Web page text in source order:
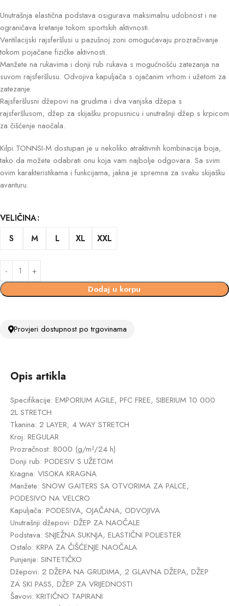
Unutrašnja elastična podstava osigurava maksimalnu udobnost i ne
ograničava kretanje tokom sportskih aktivnosti.
Ventilacijski rajsferšlusi u pazušnoj zoni omogućavaju prozračivanje
tokom pojačane fizičke aktivnosti.
Manžete na rukavima i donji rub rukava s mogućnošću zatezanja na
suvom rajsferšlusu. Odvojiva kapuljača s ojačanim vrhom i užetom za
zatezanje.
Rajsferšlusni džepovi na grudima i dva vanjska džepa s
rajsferšlusom, džep za skijašku propusnicu i unutrašnji džep s krpicom
za čišćenje naočala.
Kilpi TONNSI-M dostupan je u nekoliko atraktivnih kombinacija boja,
tako da možete odabrati onu koja vam najbolje odgovara. Sa svim
ovim karakteristikama i funkcijama, jakna je spremna za svaku skijašku
avanturu.
VELIČINA
S
M L XL XXL
Dodaj u korpu
Provjeri dostupnost po trgovinama
Opis artikla
Specifikacije: EMPORIUM AGILE, PFC FREE, SIBERIUM 10 000
2L STRETCH
Tkanina: 2 LAYER, 4 WAY STRETCH
Kroj: REGULAR
Prozračnost: 8000 (g/m²/24 h)
Donji rub: PODESIV S UŽETOM
Kragna: VISOKA KRAGNA
Manžete: SNOW GAITERS SA OTVORIMA ZA PALCE,
PODESIVO NA VELCRO
Kapuljača: PODESIVA, OJAČANA, ODVOJIVA
Unutrašnji džepovi: DŽEP ZA NAOČALE
Podstava: SNJEŽNA SUKNJA, ELASTIČNI POLIESTER
Ostalo: KRPA ZA ČIŠĆENJE NAOČALA
Punjenje: SINTETIČKO
Džepovi: 2 DŽEPA NA GRUDIMA, 2 GLAVNA DŽEPA, DŽEP
ZA SKI PASS, DŽEP ZA VRIJEDNOSTI
Šavovi: KRITIČNO TAPIRANI